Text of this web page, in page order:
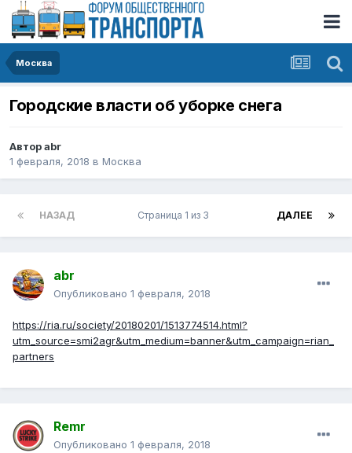
Москва
Городские власти об уборке снега
Авторabr
1 февраля, 2018 в Москва
НАЗАД ДАЛЕЕ
Страница 1 из 3
abr
Опубликовано 1 февраля, 2018
https://ria.ru/society/20180201/1513774514.html?
utm_source=smi2agr&utm_medium=banner&utm_campaign=rian_
partners
Remr
Опубликовано 1 февраля, 2018